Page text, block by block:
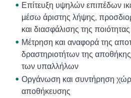
Επίτευξη υψηλών επιπέδων
μέσω άριστης λήψης,
και διασφάλισης της
Μέτρηση και αναφορά της
δραστηριοτήτων της
των υπαλλήλων
Οργάνωση και συντήρηση
αποθήκευσης